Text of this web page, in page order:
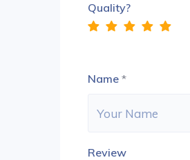
Quality?
Name *
Review